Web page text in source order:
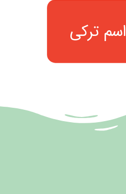
اسم ترکی
اسم ترکی